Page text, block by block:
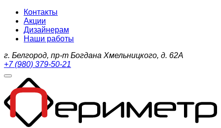
Контакты
Акции
Дизайнерам
Наши работы
г. Белгород, пр-т Богдана Хмельницкого, д. 62А
+7 (980) 379-50-21